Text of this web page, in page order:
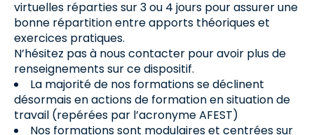
virtuelles réparties sur 3 ou 4 jours pour assurer une
bonne répartition entre apports théoriques et
exercices pratiques.
N’hésitez pas à nous contacter pour avoir plus de
renseignements sur ce dispositif.
La majorité de nos formations se déclinent
désormais en actions de formation en situation de
travail (repérées par l’acronyme AFEST)​
Nos formations sont modulaires et centrées sur